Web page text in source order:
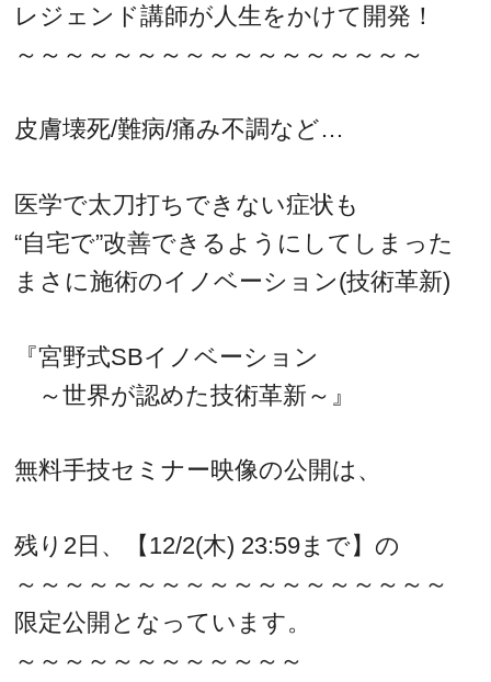
レジェンド講師が人生をかけて開発！
～～～～～～～～～～～～～～～～～
皮膚壊死/難病/痛み不調など…
医学で太刀打ちできない症状も
“自宅で”改善できるようにしてしまった
まさに施術のイノベーション(技術革新)
『宮野式SBイノベーション
～世界が認めた技術革新～』
無料手技セミナー映像の公開は、
残り2日、【12/2(木) 23:59まで】の
～～～～～～～～～～～～～～～～～～
限定公開となっています。
～～～～～～～～～～～～